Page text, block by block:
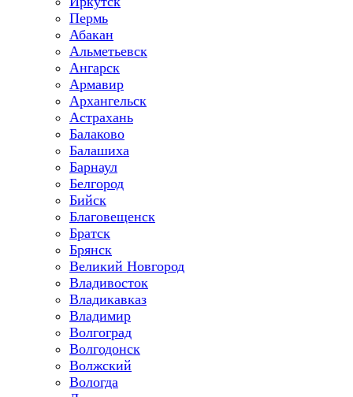
Пермь
Абакан
Альметьевск
Ангарск
Армавир
Архангельск
Астрахань
Балаково
Балашиха
Барнаул
Белгород
Бийск
Благовещенск
Братск
Брянск
Великий Новгород
Владивосток
Владикавказ
Владимир
Волгоград
Волгодонск
Волжский
Вологда